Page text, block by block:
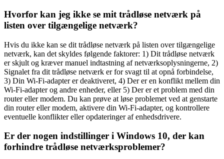
Hvorfor kan jeg ikke se mit trådløse netværk på
listen over tilgængelige netværk?
Hvis du ikke kan se dit trådløse netværk på listen over tilgængelige
netværk, kan det skyldes følgende faktorer: 1) Dit trådløse netværk
er skjult og kræver manuel indtastning af netværksoplysningerne, 2)
Signalet fra dit trådløse netværk er for svagt til at opnå forbindelse,
3) Din Wi-Fi-adapter er deaktiveret, 4) Der er en konflikt mellem din
Wi-Fi-adapter og andre enheder, eller 5) Der er et problem med din
router eller modem. Du kan prøve at løse problemet ved at genstarte
din router eller modem, aktivere din Wi-Fi-adapter, og kontrollere
eventuelle konflikter eller opdateringer af enhedsdrivere.
Er der nogen indstillinger i Windows 10, der kan
forhindre trådløse netværksproblemer?